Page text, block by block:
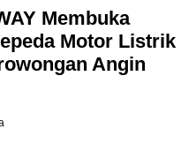
Membuka
Motor Listrik
Angin